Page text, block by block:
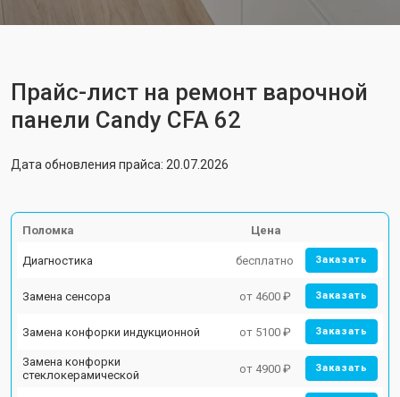
Прайс-лист на ремонт варочной
панели Candy CFA 62
Дата обновления прайса: 20.07.2026
Поломка Цена
Диагностика бесплатно Заказать
Замена сенсора от 4600 ₽ Заказать
Замена конфорки индукционной от 5100 ₽ Заказать
Замена конфорки
стеклокерамической
от 4900 ₽ Заказать